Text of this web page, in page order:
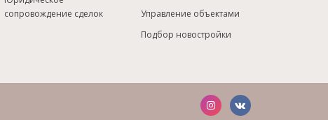
сопровождение сделок
Управление объектами
Подбор новостройки